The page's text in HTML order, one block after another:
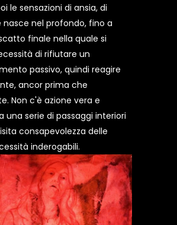
le sensazioni di ansia, di
nasce nel profondo, fino a
finale nella quale si
di rifiutare un
passivo, quindi reagire
ancor prima che
Non c'è azione vera e
una serie di passaggi interiori
consapevolezza delle
inderogabili.